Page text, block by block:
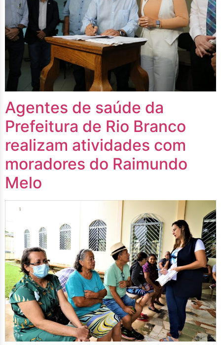
Agentes de saúde da
Prefeitura de Rio Branco
realizam atividades com
moradores do Raimundo
Melo